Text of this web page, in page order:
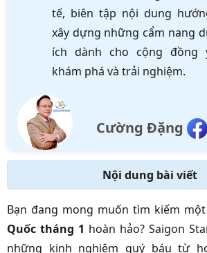
tế, biên tập nội dung
xây dựng những cẩm nang
ích dành cho cộng đồng
khám phá và trải nghiệm.
Cường Đặng
Nội dung bài viết
Bạn đang mong muốn tìm kiếm một
Quốc tháng 1 hoàn hảo? Saigon
những kinh nghiệm quý báu từ